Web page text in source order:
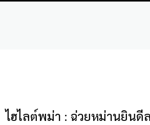
ไฮไลต์พม่า : ฉ่วยหม่านยินดี